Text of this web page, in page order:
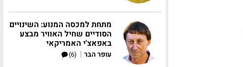
מתחת למכסה המנוע: השינויים
הסודיים שחיל האוויר מבצע
באפאצ'י האמריקאי
עופר הבר |
(6)